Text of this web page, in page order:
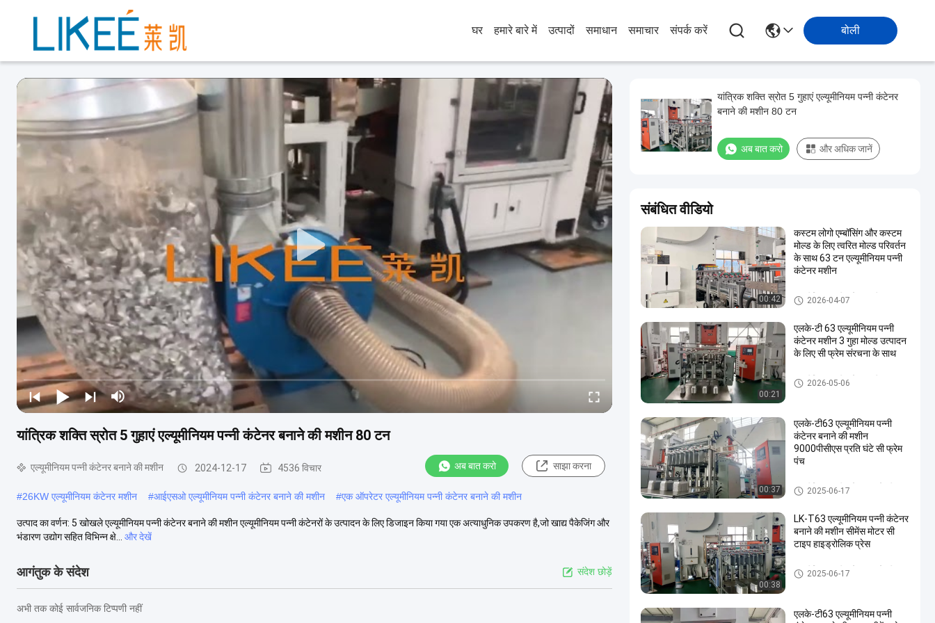
घर हमारे बारे में उत्पादों समाधान समाचार संपर्क करें बोली
यांत्रिक शक्ति स्रोत 5 गुहाएं एल्यूमीनियम पन्नी कंटेनर बनाने की मशीन 80 टन
एल्यूमीनियम पन्नी कंटेनर बनाने की मशीन 2024-12-17 4536 विचार अब बात करो साझा करना
#26KW एल्यूमीनियम कंटेनर मशीन #आईएसओ एल्यूमीनियम पन्नी कंटेनर बनाने की मशीन #एक ऑपरेटर एल्यूमीनियम पन्नी कंटेनर बनाने की मशीन
उत्पाद का वर्णन: 5 खोखले एल्यूमीनियम पन्नी कंटेनर बनाने की मशीन एल्यूमीनियम पन्नी कंटेनरों के उत्पादन के लिए डिजाइन किया गया एक अत्याधुनिक उपकरण है,जो खाद्य पैकेजिंग और
भंडारण उद्योग सहित विभिन्न क्षे...
और देखें
आगंतुक के संदेश संदेश छोड़ें
अभी तक कोई सार्वजनिक टिप्पणी नहीं
यांत्रिक शक्ति स्रोत 5 गुहाएं एल्यूमीनियम पन्नी कंटेनर
बनाने की मशीन 80 टन
अब बात करो और अधिक जानें
संबंधित वीडियो
00:42
कस्टम लोगो एम्बॉसिंग और कस्टम
मोल्ड के लिए त्वरित मोल्ड परिवर्तन
के साथ 63 टन एल्यूमीनियम पन्नी
कंटेनर मशीन
एल्यूमीनियम पन्नी कंटेनर मशीन
2026-04-07
00:21
एलके-टी 63 एल्यूमीनियम पन्नी
कंटेनर मशीन 3 गुहा मोल्ड उत्पादन
के लिए सी फ्रेम संरचना के साथ
एल्यूमीनियम पन्नी कंटेनर मशीन
2026-05-06
00:37
एलके-टी63 एल्यूमीनियम पन्नी
कंटेनर बनाने की मशीन
9000पीसीएस प्रति घंटे सी फ्रेम
पंच
एल्यूमीनियम पन्नी कंटेनर बनाने की म
शीन
2025-06-17
00:38
LK-T63 एल्यूमीनियम पन्नी कंटेनर
बनाने की मशीन सीमेंस मोटर सी
टाइप हाइड्रोलिक प्रेस
एल्यूमीनियम पन्नी कंटेनर बनाने की म
शीन
2025-06-17
एलके-टी63 एल्यूमीनियम पन्नी